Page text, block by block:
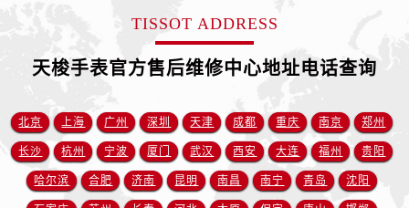
安徽省淮南市田家庵区国庆中路售后服务中心（需提前预约）
安徽省六安市金安区解放中路售后服务中心（需提前预约）
安徽省马鞍山市雨山区湖南西路售后服务中心（需提前预约）
安徽省宿州市埇桥区人民中路售后服务中心（需提前预约）
安徽省铜陵市铜官区石城大道售后服务中心（需提前预约）
TISSOT ADDRESS
天梭手表官方售后维修中心地址电话查询
北京 上海 广州 深圳 天津 成都 重庆 南京 郑州
长沙 杭州 宁波 厦门 武汉 西安 大连 福州 贵阳
哈尔滨 合肥 济南 昆明 南昌 南宁 青岛 沈阳